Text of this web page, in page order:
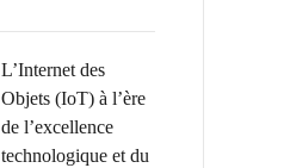
L’Internet des
Objets (IoT) à l’ère
de l’excellence
technologique et du